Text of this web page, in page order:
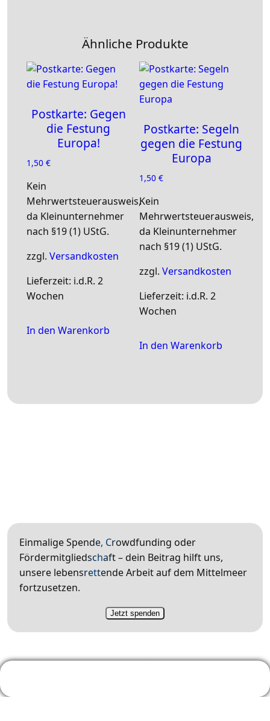
Ähnliche Produkte
Postkarte: Gegen
die Festung
Europa!
1,50 €
Kein
Mehrwertsteuerausweis,
da Kleinunternehmer
nach §19 (1) UStG.
zzgl. Versandkosten
Lieferzeit: i.d.R. 2
Wochen
In den Warenkorb
Postkarte: Segeln
gegen die Festung
Europa
1,50€
Kein
Mehrwertsteuerausweis,
da Kleinunternehmer
nach §19 (1) UStG.
zzgl.Versandkosten
Lieferzeit: i.d.R. 2
Wochen
In den Warenkorb
Einmalige Spende, Crowdfunding oder
Fördermitgliedschaft – dein Beitrag hilft uns,
unsere lebensrettende Arbeit auf dem Mittelmeer
fortzusetzen.
Jetzt spenden